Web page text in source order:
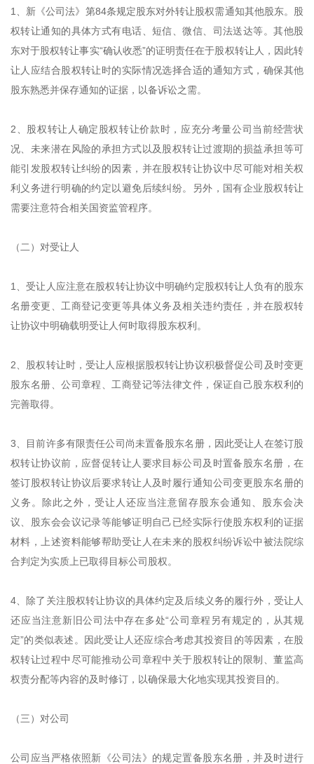
1、新《公司法》第84条规定股东对外转让股权需通知其他股东。股
权转让通知的具体方式有电话、短信、微信、司法送达等。其他股
东对于股权转让事实“确认收悉”的证明责任在于股权转让人，因此转
让人应结合股权转让时的实际情况选择合适的通知方式，确保其他
股东熟悉并保存通知的证据，以备诉讼之需。
2、股权转让人确定股权转让价款时，应充分考量公司当前经营状
况、未来潜在风险的承担方式以及股权转让过渡期的损益承担等可
能引发股权转让纠纷的因素，并在股权转让协议中尽可能对相关权
利义务进行明确的约定以避免后续纠纷。另外，国有企业股权转让
需要注意符合相关国资监管程序。
（二）对受让人
1、受让人应注意在股权转让协议中明确约定股权转让人负有的股东
名册变更、工商登记变更等具体义务及相关违约责任，并在股权转
让协议中明确载明受让人何时取得股东权利。
2、股权转让时，受让人应根据股权转让协议积极督促公司及时变更
股东名册、公司章程、工商登记等法律文件，保证自己股东权利的
完善取得。
3、目前许多有限责任公司尚未置备股东名册，因此受让人在签订股
权转让协议前，应督促转让人要求目标公司及时置备股东名册，在
签订股权转让协议后要求转让人及时履行通知公司变更股东名册的
义务。除此之外，受让人还应当注意留存股东会通知、股东会决
议、股东会会议记录等能够证明自己已经实际行使股东权利的证据
材料，上述资料能够帮助受让人在未来的股权纠纷诉讼中被法院综
合判定为实质上已取得目标公司股权。
4、除了关注股权转让协议的具体约定及后续义务的履行外，受让人
还应当注意新旧公司法中存在多处“公司章程另有规定的，从其规
定”的类似表述。因此受让人还应综合考虑其投资目的等因素，在股
权转让过程中尽可能推动公司章程中关于股权转让的限制、董监高
权责分配等内容的及时修订，以确保最大化地实现其投资目的。
（三）对公司
公司应当严格依照新《公司法》的规定置备股东名册，并及时进行